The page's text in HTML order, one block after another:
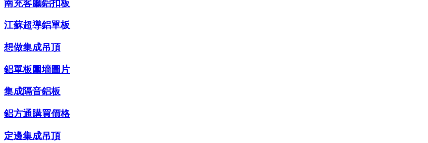
南充客廳鋁扣板
江蘇超導鋁單板
想做集成吊頂
鋁單板圍墻圖片
集成隔音鋁板
鋁方通購買價格
定邊集成吊頂